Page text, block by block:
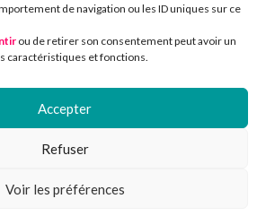
de navigation ou les ID uniques sur ce
ou de retirer son consentement peut avoir un
caractéristiques et fonctions.
Accepter
Refuser
Voir les préférences